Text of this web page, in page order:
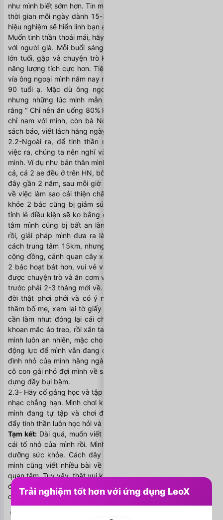
như mình biết sớm hơn. Tin mình đi, các bạn sẽ ko hề lãng phí
thời gian mỗi ngày dành 15-30 phút ngồi thiền đâu. Rồi điều
hiệu nghiệm sẽ hiển linh bạn ạ!
Muốn tinh thần thoái mái, hãy duy trì sự biết ơn và trò chuyện
với người già. Mỗi buổi sáng, mình đi bơi, đều gặp các bác
lớn tuổi, gặp và chuyện trò khiến mình thu nạp nhiều nguồn
năng lượng tích cực hơn. Tiện đây mình cũng muốn kể, trộm
vía ông ngoại mình năm nay ngoài 100 tuổi, còn bà nội là hơn
90 tuổi ạ. Mặc dù ông ngoại bây giờ cũng đã lẫn nhiều,
nhưng những lúc minh mẫn ông thường răn dạy con cháu
rằng “ Chỉ nên ăn uống 80% khả năng của dạ dày”. Đó là kim
chỉ nam với mình, còn bà Nội thì luôn duy trì thói quen đọc
sách báo, viết lách hằng ngày.
2.2-Ngoài ra, để tinh thần mình thoải mái, bên cạnh công
việc ra, chúng ta nên nghĩ và làm những điều tốt cho bố mẹ
mình. Ví dụ như bản thân mình, nhà mình có 2 anh em, mình là
cả, cả 2 ae đều ở trên HN, bố mẹ đã về hưu ở Hòa Bình. Cách
đây gần 2 năm, sau mỗi giờ làm, nhiều đêm mình rất trăn trở
về việc làm sao cải thiện chất lượng sống cho bố mẹ, vì sức
khỏe 2 bác cũng bị giảm sút nhiều từ khi về hưu. Dù sao ở
tỉnh lẻ điều kiện sẽ ko bằng ở HN. Do đau đáu việc này, nên
tâm mình cũng bị bất an làm ảnh hưởng đến công việc. Và
rồi, giải pháp mình đưa ra là đưa bố mẹ lên, ở ngoại thành
cách trung tâm 15km, nhưng đầy đủ điều kiện sinh hoạt, có
cộng đồng, cảnh quan cây xanh. Từ lúc bố mẹ chuyển lên ở,
2 bác hoạt bát hơn, vui vẻ và nền nã hơn, mình cũng có dịp
được chuyện trò và ăn cơm với bố mẹ nhiều hơn, chứ ko như
trước phải 2-3 tháng mới về. Và cũng từ đây, mình thấy cuộc
đời thật phơi phới và có ý nghĩa biết bao khi mỗi lần sang
thăm bố mẹ, xem lại tờ giấy lần trước sang có viết những gì
cần làm như: đóng lại cái chạn bếp, lắp cái bóng đèn, hay
khoan mắc áo treo, rồi xắn tay vào làm. Cứ như vậy tinh thần
mình luôn an nhiên, mặc cho sự đời bon chen. Và đó cũng là
động lực để mình vẫn đang cố gắng, nỗ lực vun vén cho gia
đình nhỏ của mình hằng ngày, nơi có bà xã, cậu con trai và
cô con gái nhỏ đợi mình về sau mỗi buổi tối công trường xây
dựng đầy bụi bặm.
2.3- Hãy cố gắng học và tập những điều mới mẻ, ví dụ chơi 1
nhạc chẳng hạn. Mình chơi khá nhạc cụ sáo, nhưng hiện nay
mình đang tự tập và chơi đàn Ukulele. Điều này giúp thúc
đẩy tinh thần luôn học hỏi và đón nhận cái mới.
Tạm kết: Dài quá, muốn viết tiếp, nhưng đến giờ phải về với
cái tổ nhỏ của mình rồi. Mình cũng rất thích chủ đề về dinh
dưỡng sức khỏe. Cách đây hơn 1 năm, trên Facebook của
mình cũng viết nhiều bài về điều này, nhưng có vẻ ít người
quan tâm. Tuy vậy, thật vui khi có nhóm group của bạn LeoX,
để chúng ta cùng nhau chụm lại, sẻ chia, lan tỏa những điều
có ý nghĩa và giá trị sống ạ!

Trải nghiệm tốt hơn với ứng dụng LeoX